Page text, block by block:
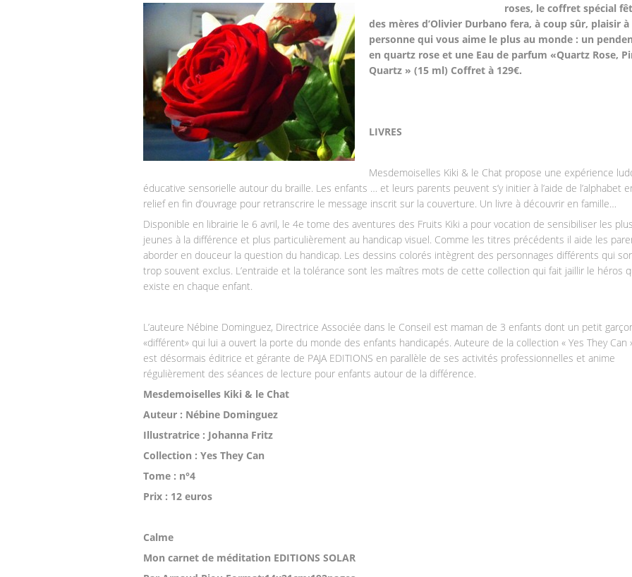
roses, le coffret spécial
des mères d’Olivier Durbano fera, à coup sûr, plaisir à
personne qui vous aime le plus au monde : un
en quartz rose et une Eau de parfum «Quartz Rose,
Quartz » (15 ml) Coffret à 129€.
LIVRES
Mesdemoiselles Kiki & le Chat propose une expérience
éducative sensorielle autour du braille. Les enfants … et leurs parents peuvent s’y initier à l’aide de l’alphabet
relief en fin d’ouvrage pour retranscrire le message inscrit sur la couverture. Un livre à découvrir en famille…
Disponible en librairie le 6 avril, le 4e tome des aventures des Fruits Kiki a pour vocation de sensibiliser les plus
jeunes à la différence et plus particulièrement au handicap visuel. Comme les titres précédents il aide les
aborder en douceur la question du handicap. Les dessins colorés intègrent des personnages différents qui
trop souvent exclus. L’entraide et la tolérance sont les maîtres mots de cette collection qui fait jaillir le héros
existe en chaque enfant.
L’auteure Nébine Dominguez, Directrice Associée dans le Conseil est maman de 3 enfants dont un petit
«différent» qui lui a ouvert la porte du monde des enfants handicapés. Auteure de la collection « Yes They Can
est désormais éditrice et gérante de PAJA EDITIONS en parallèle de ses activités professionnelles et anime
régulièrement des séances de lecture pour enfants autour de la différence.
Mesdemoiselles Kiki & le Chat
Auteur : Nébine Dominguez
Illustratrice : Johanna Fritz
Collection : Yes They Can
Tome : n°4
Prix : 12 euros
Calme
Mon carnet de méditation EDITIONS SOLAR